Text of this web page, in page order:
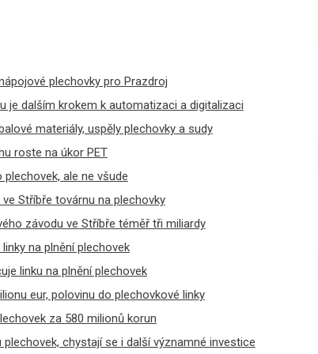
plechovky pro Prazdroj
je dalším krokem k automatizaci a digitalizaci
materiály, uspěly plechovky a sudy
roste na úkor PET
ale ne všude
Stříbře továrnu na plechovky
závodu ve Stříbře téměř tři miliardy
na plnění plechovek
linku na plnění plechovek
eur, polovinu do plechovkové linky
za 580 milionů korun
chystají se i další významné investice